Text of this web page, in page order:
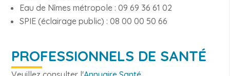
Eau de Nîmes métropole : 09 69 36 61 02
SPIE (éclairage public) : 08 00 00 50 66
PROFESSIONNELS DE SANTÉ